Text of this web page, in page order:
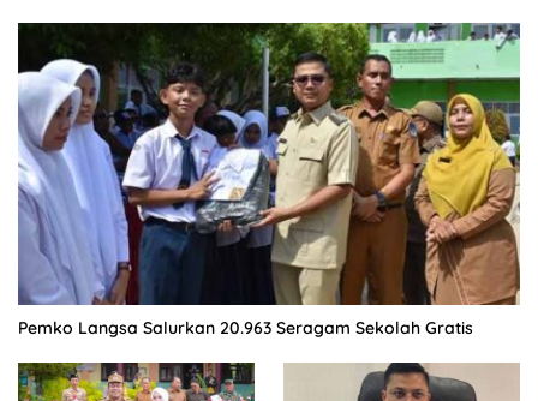
Pemko Langsa Salurkan 20.963 Seragam Sekolah Gratis